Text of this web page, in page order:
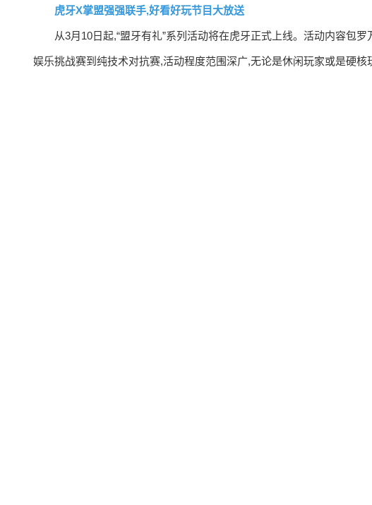
虎牙X掌盟强强联手,好看好玩节目大放送
从3月10日起,“盟牙有礼”系列活动将在虎牙正式上线。活动内容包
娱乐挑战赛到纯技术对抗赛,活动程度范围深广,无论是休闲玩家或是硬核